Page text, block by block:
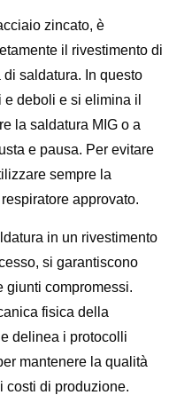
zincato, è
il rivestimento di
saldatura. In questo
deboli e si elimina il
la saldatura MIG o a
e pausa. Per evitare
sempre la
approvato.
in un rivestimento
si garantiscono
giunti compromessi.
fisica della
delinea i protocolli
mantenere la qualità
costi di produzione.